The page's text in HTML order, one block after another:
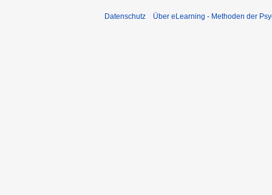
Datenschutz Über eLearning - Methoden der